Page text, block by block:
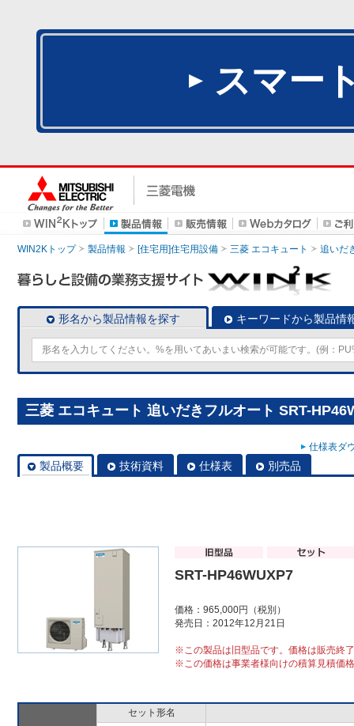
スマー
WIN2Kトップ 製品情報 [住宅用]住宅用設備 三菱 エコキュート 追いだ
形名から製品情報を探す キーワードから製品情
三菱 エコキュート 追いだきフルオート SRT-
仕様表ダ
製品概要 技術資料 仕様表 別売品
SRT-HP46WUXP7
価格：965,000円（税別）
発売日：2012年12月21日
※この製品は旧型品です。価格は販売終
※この価格は事業者様向けの積算見積価
セット形名